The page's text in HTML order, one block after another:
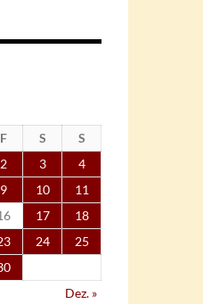
F S
S
2 3
4
9 10
11
17
18
24
25
Dez. »